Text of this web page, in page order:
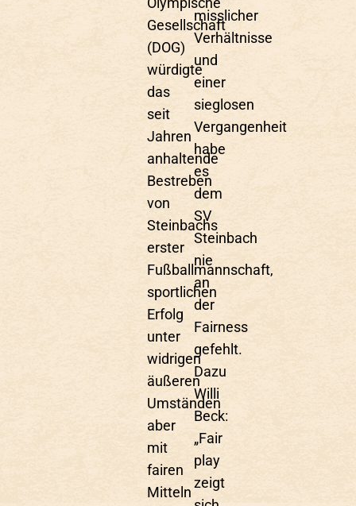
Gesellschaft
(DOG)
würdigte
das
seit
Jahren
anhaltende
Bestreben
von
Steinbachs
erster
Fußballmannschaft,
sportlichen
Erfolg
unter
widrigen
äußeren
Umständen
aber
mit
fairen
Mitteln
misslicher
Verhältnisse
und
einer
sieglosen
Vergangenheit
habe
es
dem
SV
Steinbach
nie
an
der
Fairness
gefehlt.
Dazu
Willi
Beck:
„Fair
play
zeigt